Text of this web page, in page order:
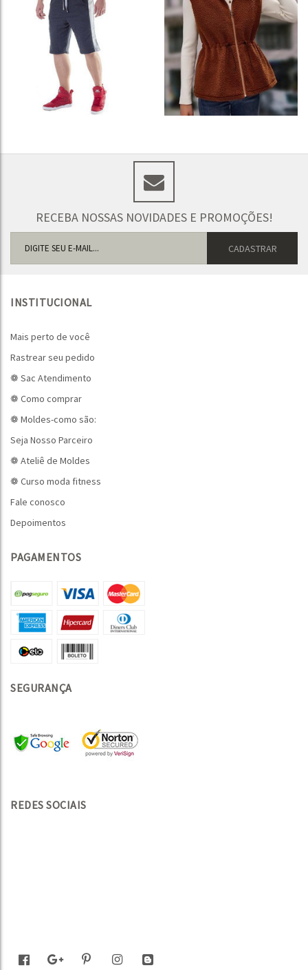
RECEBA NOSSAS NOVIDADES E PROMOÇÕES!
INSTITUCIONAL
Mais perto de você
Rastrear seu pedido
❁ Sac Atendimento
❁ Como comprar
❁ Moldes-como são:
Seja Nosso Parceiro
❁ Ateliê de Moldes
❁ Curso moda fitness
Fale conosco
Depoimentos
PAGAMENTOS
SEGURANÇA
REDES SOCIAIS